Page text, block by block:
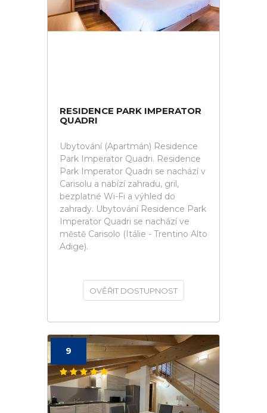
RESIDENCE PARK IMPERATOR
QUADRI
Ubytování (Apartmán) Residence
Park Imperator Quadri. Residence
Park Imperator Quadri se nachází v
Carisolu a nabízí zahradu, gril,
bezplatné Wi-Fi a výhled do
zahrady. Ubytování Residence Park
Imperator Quadri se nachází ve
městě Carisolo (Itálie - Trentino Alto
Adige).
OVĚŘIT DOSTUPNOST
9